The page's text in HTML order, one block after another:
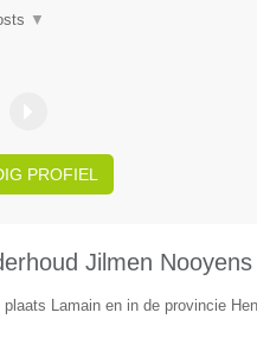
▼
PROFIEL
Jilmen Nooyens
Lamain en in de provincie